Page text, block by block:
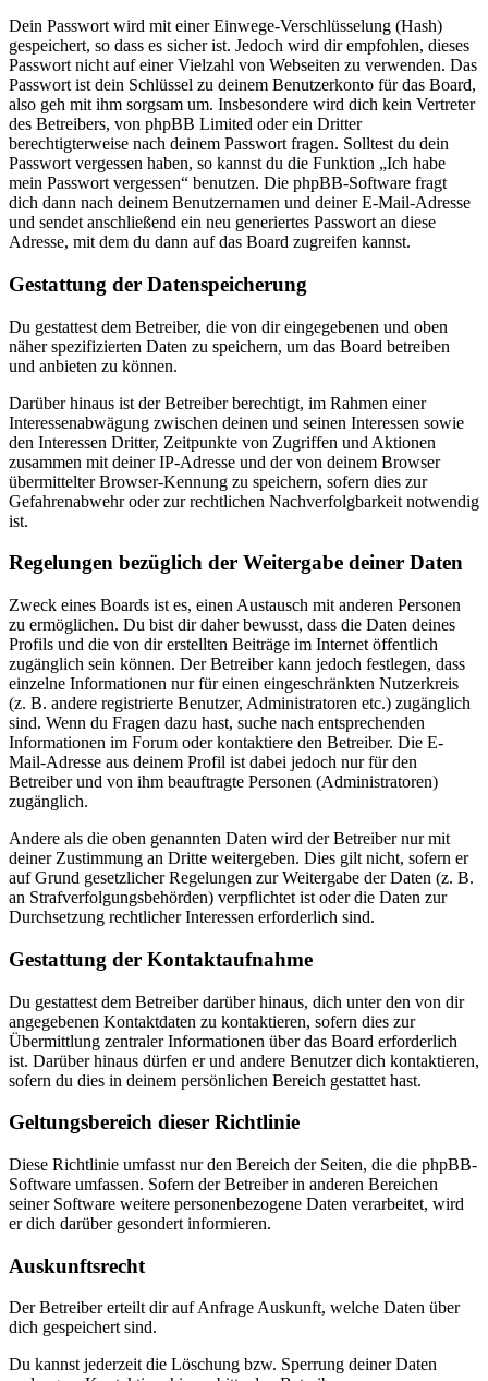
Dein Passwort wird mit einer Einwege-Verschlüsselung (Hash)
gespeichert, so dass es sicher ist. Jedoch wird dir empfohlen, dieses
Passwort nicht auf einer Vielzahl von Webseiten zu verwenden. Das
Passwort ist dein Schlüssel zu deinem Benutzerkonto für das Board,
also geh mit ihm sorgsam um. Insbesondere wird dich kein Vertreter
des Betreibers, von phpBB Limited oder ein Dritter
berechtigterweise nach deinem Passwort fragen. Solltest du dein
Passwort vergessen haben, so kannst du die Funktion „Ich habe
mein Passwort vergessen“ benutzen. Die phpBB-Software fragt
dich dann nach deinem Benutzernamen und deiner E-Mail-Adresse
und sendet anschließend ein neu generiertes Passwort an diese
Adresse, mit dem du dann auf das Board zugreifen kannst.
Gestattung der Datenspeicherung
Du gestattest dem Betreiber, die von dir eingegebenen und oben
näher spezifizierten Daten zu speichern, um das Board betreiben
und anbieten zu können.
Darüber hinaus ist der Betreiber berechtigt, im Rahmen einer
Interessenabwägung zwischen deinen und seinen Interessen sowie
den Interessen Dritter, Zeitpunkte von Zugriffen und Aktionen
zusammen mit deiner IP-Adresse und der von deinem Browser
übermittelter Browser-Kennung zu speichern, sofern dies zur
Gefahrenabwehr oder zur rechtlichen Nachverfolgbarkeit notwendig
ist.
Regelungen bezüglich der Weitergabe deiner Daten
Zweck eines Boards ist es, einen Austausch mit anderen Personen
zu ermöglichen. Du bist dir daher bewusst, dass die Daten deines
Profils und die von dir erstellten Beiträge im Internet öffentlich
zugänglich sein können. Der Betreiber kann jedoch festlegen, dass
einzelne Informationen nur für einen eingeschränkten Nutzerkreis
(z. B. andere registrierte Benutzer, Administratoren etc.) zugänglich
sind. Wenn du Fragen dazu hast, suche nach entsprechenden
Informationen im Forum oder kontaktiere den Betreiber. Die E-
Mail-Adresse aus deinem Profil ist dabei jedoch nur für den
Betreiber und von ihm beauftragte Personen (Administratoren)
zugänglich.
Andere als die oben genannten Daten wird der Betreiber nur mit
deiner Zustimmung an Dritte weitergeben. Dies gilt nicht, sofern er
auf Grund gesetzlicher Regelungen zur Weitergabe der Daten (z. B.
an Strafverfolgungsbehörden) verpflichtet ist oder die Daten zur
Durchsetzung rechtlicher Interessen erforderlich sind.
Gestattung der Kontaktaufnahme
Du gestattest dem Betreiber darüber hinaus, dich unter den von dir
angegebenen Kontaktdaten zu kontaktieren, sofern dies zur
Übermittlung zentraler Informationen über das Board erforderlich
ist. Darüber hinaus dürfen er und andere Benutzer dich kontaktieren,
sofern du dies in deinem persönlichen Bereich gestattet hast.
Geltungsbereich dieser Richtlinie
Diese Richtlinie umfasst nur den Bereich der Seiten, die die phpBB-
Software umfassen. Sofern der Betreiber in anderen Bereichen
seiner Software weitere personenbezogene Daten verarbeitet, wird
er dich darüber gesondert informieren.
Auskunftsrecht
Der Betreiber erteilt dir auf Anfrage Auskunft, welche Daten über
dich gespeichert sind.
Du kannst jederzeit die Löschung bzw. Sperrung deiner Daten